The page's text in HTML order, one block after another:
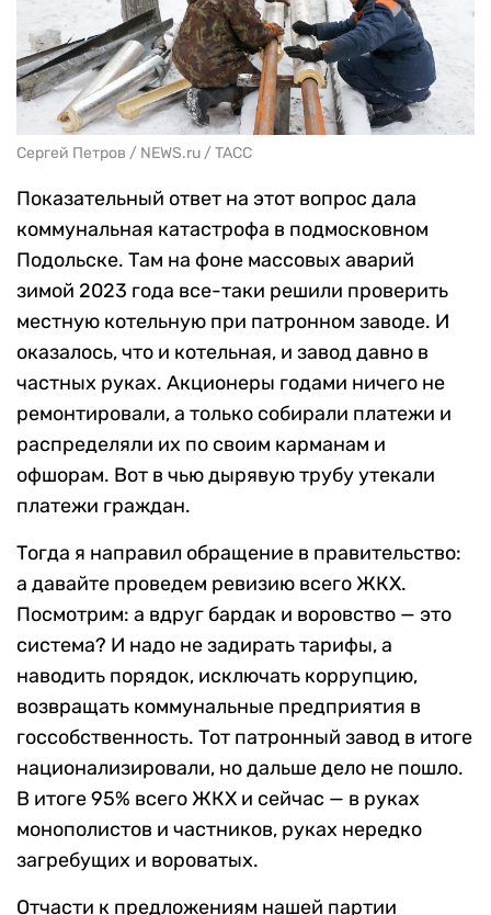
Сергей Петров / NEWS.ru / TACC
Показательный ответ на этот вопрос дала
коммунальная катастрофа в подмосковном
Подольске. Там на фоне массовых аварий
зимой 2023 года все-таки решили проверить
местную котельную при патронном заводе. И
оказалось, что и котельная, и завод давно в
частных руках. Акционеры годами ничего не
ремонтировали, а только собирали платежи и
распределяли их по своим карманам и
офшорам. Вот в чью дырявую трубу утекали
платежи граждан.
Тогда я направил обращение в правительство:
а давайте проведем ревизию всего ЖКХ.
Посмотрим: а вдруг бардак и воровство — это
система? И надо не задирать тарифы, а
наводить порядок, исключать коррупцию,
возвращать коммунальные предприятия в
госсобственность. Тот патронный завод в итоге
национализировали, но дальше дело не пошло.
В итоге 95% всего ЖКХ и сейчас — в руках
монополистов и частников, руках нередко
загребущих и вороватых.
Отчасти к предложениям нашей партии